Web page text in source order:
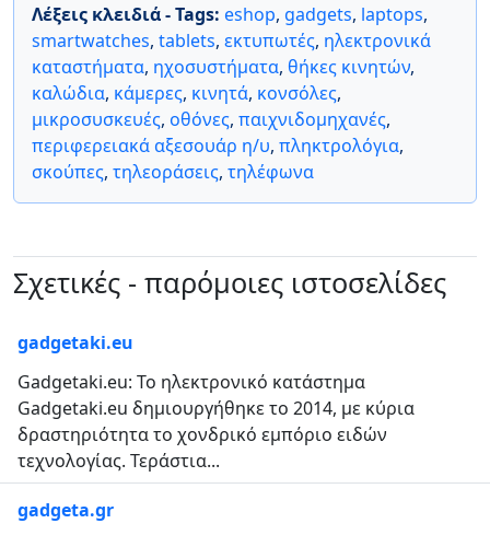
Λέξεις κλειδιά - Tags: eshop, gadgets, laptops,
smartwatches, tablets, εκτυπωτές, ηλεκτρονικά
καταστήματα, ηχοσυστήματα, θήκες κινητών,
καλώδια, κάμερες, κινητά, κονσόλες,
μικροσυσκευές, οθόνες, παιχνιδομηχανές,
περιφερειακά αξεσουάρ η/υ, πληκτρολόγια,
σκούπες, τηλεοράσεις, τηλέφωνα
Σχετικές - παρόμοιες ιστοσελίδες
gadgetaki.eu
Gadgetaki.eu: Το ηλεκτρονικό κατάστημα
Gadgetaki.eu δημιουργήθηκε το 2014, με κύρια
δραστηριότητα το χονδρικό εμπόριο ειδών
τεχνολογίας. Τεράστια...
gadgeta.gr